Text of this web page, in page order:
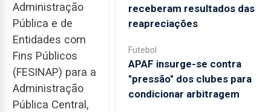
Administração
Pública e de
Entidades com
Fins Públicos
(FESINAP) para a
Administração
Pública Central,
receberam resultados das
reapreciações
Futebol
APAF insurge-se contra
"pressão" dos clubes para
condicionar arbitragem